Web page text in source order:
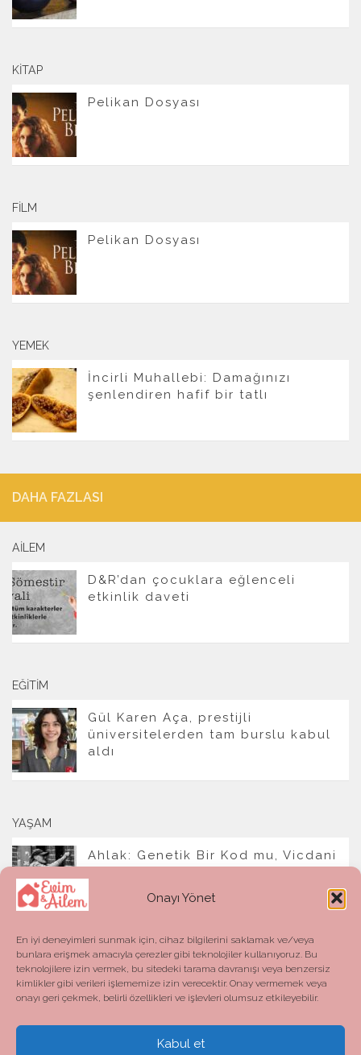
Onayı Yönet
En iyi deneyimleri sunmak için, cihaz bilgilerini saklamak ve/veya
bunlara erişmek amacıyla çerezler gibi teknolojiler kullanıyoruz. Bu
teknolojilere izin vermek, bu sitedeki tarama davranışı veya benzersiz
kimlikler gibi verileri işlememize izin verecektir. Onay vermemek veya
onayı geri çekmek, belirli özellikleri ve işlevleri olumsuz etkileyebilir.
Kabul et
KITAP
Pelikan Dosyası
FILM
Pelikan Dosyası
YEMEK
İncirli Muhallebi: Damağınızı
şenlendiren hafif bir tatlı
DAHA FAZLASI
AILEM
D&R’dan çocuklara eğlenceli
etkinlik daveti
EĞITIM
Gül Karen Aça, prestijli
üniversitelerden tam burslu kabul
aldı
YAŞAM
Ahlak: Genetik Bir Kod mu, Vicdani
Evim ve Ailem © 2026. All Rights Reserved.